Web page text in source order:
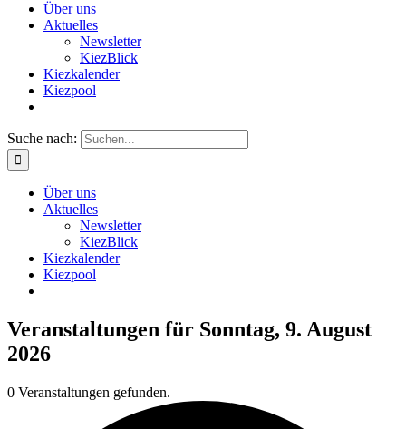
Über uns
Aktuelles
Newsletter
KiezBlick
Kiezkalender
Kiezpool
Suche nach:
Über uns
Aktuelles
Newsletter
KiezBlick
Kiezkalender
Kiezpool
Veranstaltungen für Sonntag, 9. August
2026
0 Veranstaltungen gefunden.